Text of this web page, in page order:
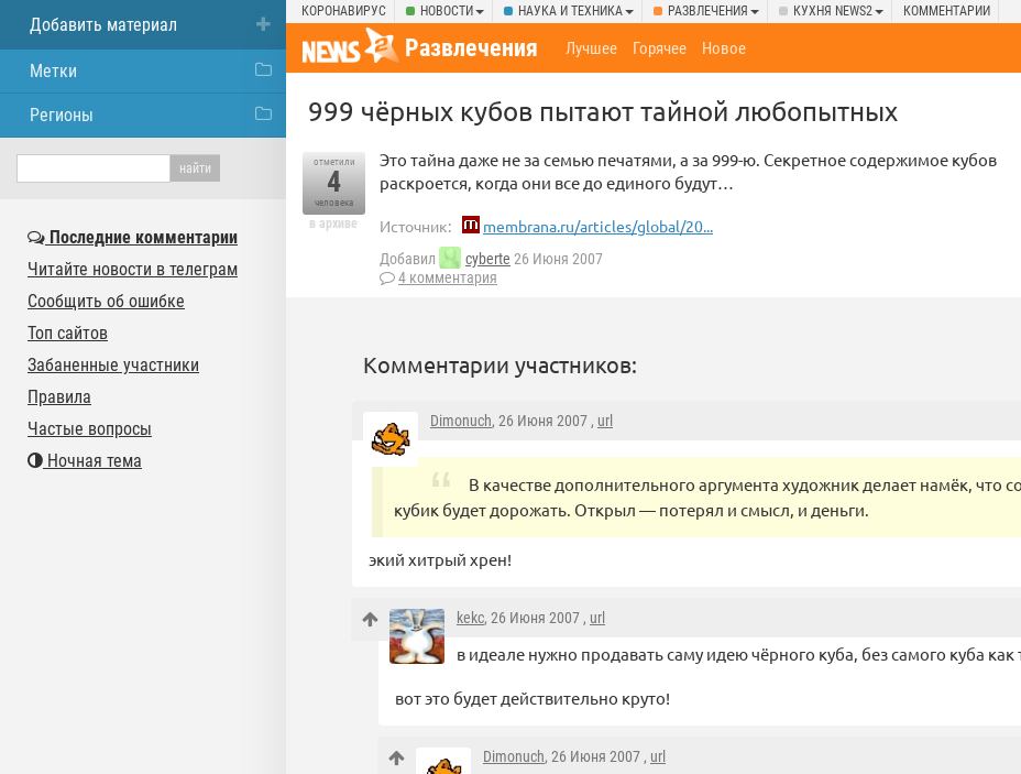
КОРОНАВИРУС НОВОСТИ НАУКА И ТЕХНИКА РАЗВЛЕЧЕНИЯ КУХНЯ NEWS2 КОММЕНТАРИИ
Развлечения Лучшее Горячее Новое
999 чёрных кубов пытают тайной любопытных
отметили
4
человека
в архиве
Это тайна даже не за семью печатями, а за 999-ю. Секретное содержимое кубов
раскроется, когда они все до единого будут…
Источник: membrana.ru/articles/global/20...
Добавил cyberte 26 Июня 2007
4 комментария
Комментарии участников:
Dimonuch, 26 Июня 2007 , url
В качестве дополнительного аргумента художник делает намёк, что
кубик будет дорожать. Открыл — потерял и смысл, и деньги.
экий хитрый хрен!
kekc, 26 Июня 2007 , url
в идеале нужно продавать саму идею чёрного куба, без самого куба как
вот это будет действительно круто!
Dimonuch, 26 Июня 2007 , url
Добавить материал
Метки
Регионы
Последние комментарии
Читайте новости в телеграм
Сообщить об ошибке
Топ сайтов
Забаненные участники
Правила
Частые вопросы
Ночная тема